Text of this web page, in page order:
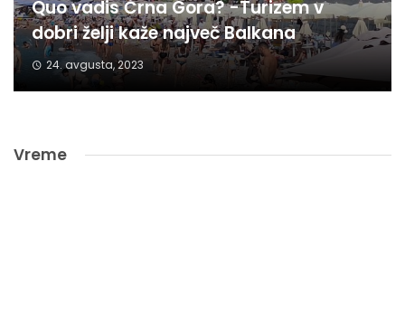
Quo vadis Črna Gora? -Turizem v
dobri želji kaže največ Balkana
24. avgusta, 2023
Vreme